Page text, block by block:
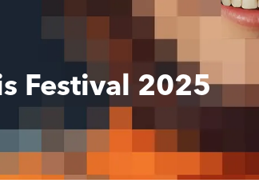
Festival 2025